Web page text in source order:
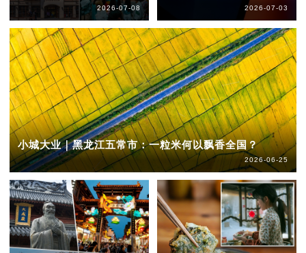
2026-07-08 2026-07-03
小城大业｜黑龙江五常市：一粒米何以飘香全国？
2026-06-25